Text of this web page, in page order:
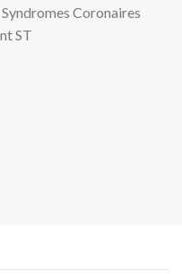
Coronaires
ST